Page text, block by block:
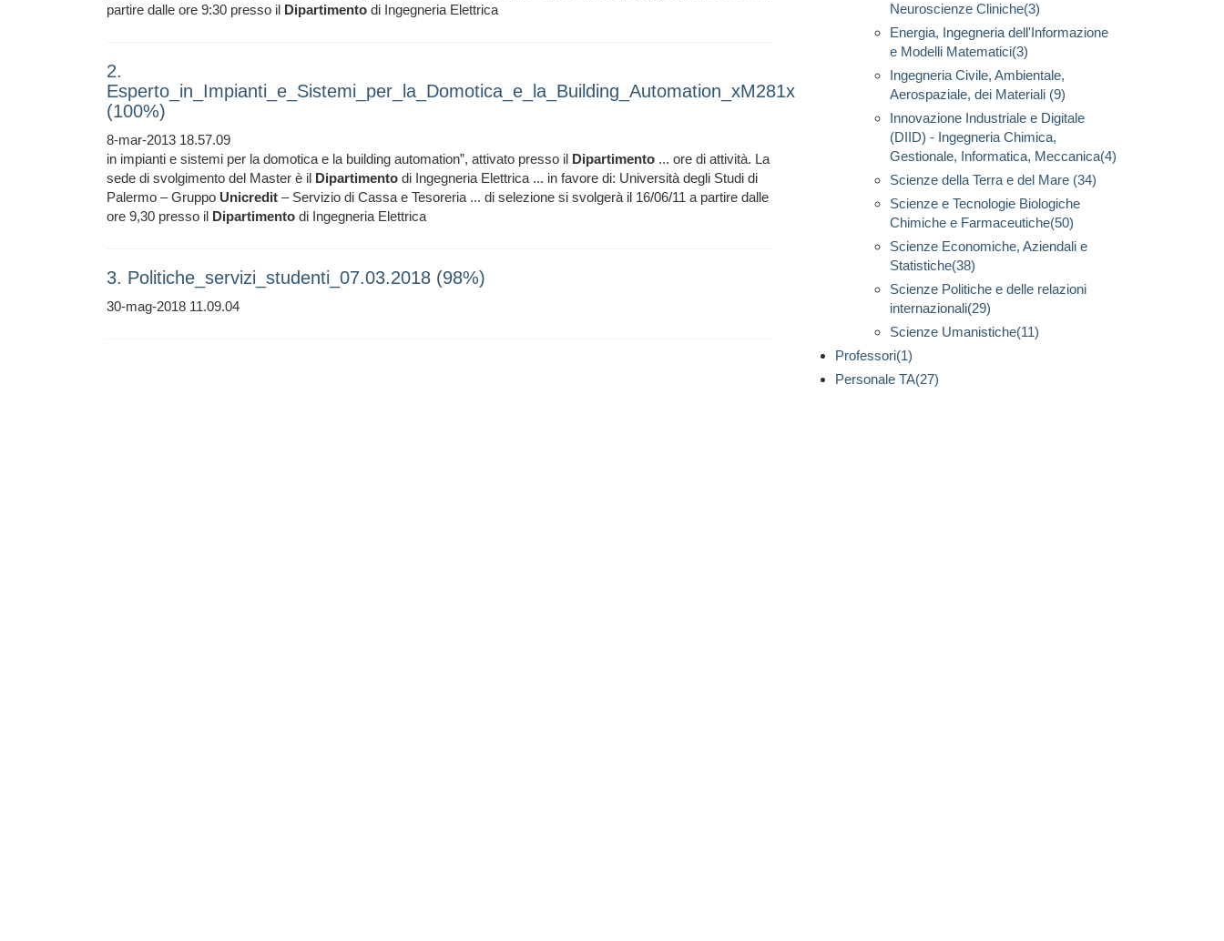
partire dalle ore 9:30 presso il Dipartimento di Ingegneria Elettrica
2.
Esperto_in_Impianti_e_Sistemi_per_la_Domotica_e_la_Building_Automation_xM281x
(100%)
8-mar-2013 18.57.09
in impianti e sistemi per la domotica e la building automation”, attivato presso il Dipartimento ... ore di attività. La
sede di svolgimento del Master è il Dipartimento di Ingegneria Elettrica ... in favore di: Università degli Studi di
Palermo – Gruppo Unicredit – Servizio di Cassa e Tesoreria ... di selezione si svolgerà il 16/06/11 a partire dalle
ore 9,30 presso il Dipartimento di Ingegneria Elettrica
3. Politiche_servizi_studenti_07.03.2018 (98%)
30-mag-2018 11.09.04
Neuroscienze Cliniche(3)
Energia, Ingegneria dell'Informazione
e Modelli Matematici(3)
Ingegneria Civile, Ambientale,
Aerospaziale, dei Materiali (9)
Innovazione Industriale e Digitale
(DIID) - Ingegneria Chimica,
Gestionale, Informatica, Meccanica(4)
Scienze della Terra e del Mare (34)
Scienze e Tecnologie Biologiche
Chimiche e Farmaceutiche(50)
Scienze Economiche, Aziendali e
Statistiche(38)
Scienze Politiche e delle relazioni
internazionali(29)
Scienze Umanistiche(11)
Professori(1)
Personale TA(27)